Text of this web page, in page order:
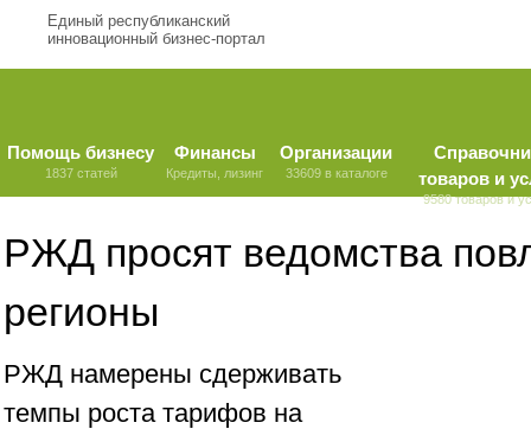
Единый республиканский
инновационный бизнес-портал
Помощь бизнесу
1837 статей
Финансы
Кредиты, лизинг
Организации
33609 в каталоге
товаров и
9580 товаров и
РЖД просят ведомства
регионы
РЖД намерены сдерживать
темпы роста тарифов на